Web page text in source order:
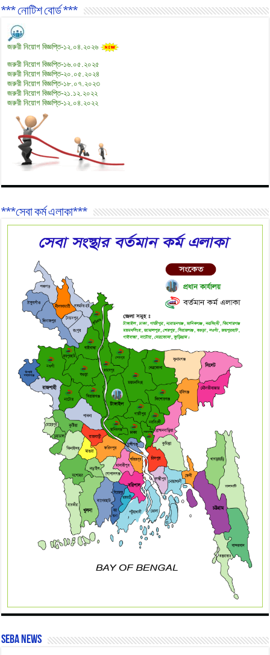
*** নোটিশ বোর্ড ***
জরুরী নিয়োগ বিজ্ঞপ্তি-১২.০৪.২০২৬
জরুরী নিয়োগ বিজ্ঞপ্তি-১৬.০৫.২০২৫
জরুরী নিয়োগ বিজ্ঞপ্তি-২০.০৫.২০২৪
জরুরী নিয়োগ বিজ্ঞপ্তি-১৮.০৭.২০২৩
জরুরী নিয়োগ বিজ্ঞপ্তি-২১.১২.২০২২
জরুরী নিয়োগ বিজ্ঞপ্তি-১২.০৪.২০২২
***সেবা কর্ম এলাকা***
SEBA News